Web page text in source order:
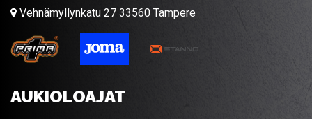
Vehnämyllynkatu 27 33560 Tampere
AUKIOLOAJAT